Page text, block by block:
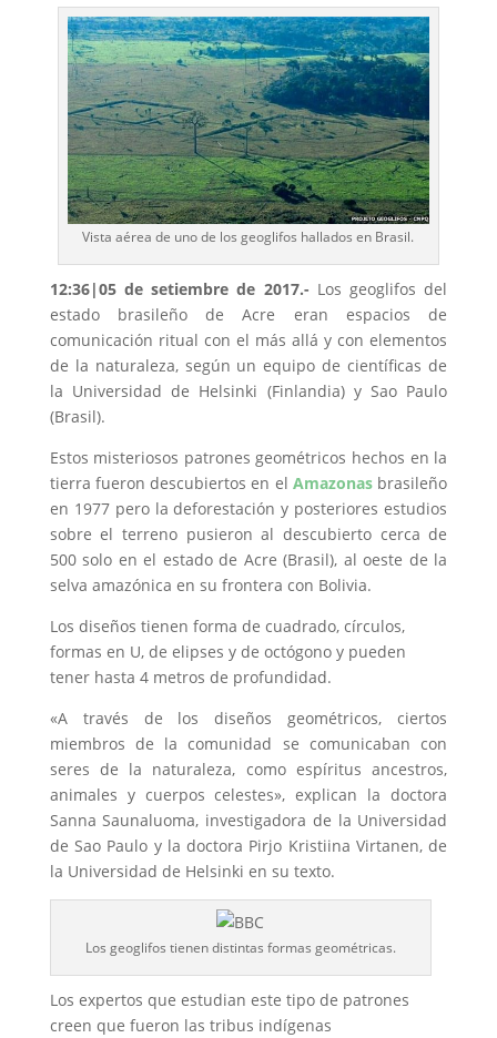
Vista aérea de uno de los geoglifos hallados en Brasil.
12:36|05 de setiembre de 2017.- Los geoglifos del
estado brasileño de Acre eran espacios de
comunicación ritual con el más allá y con elementos
de la naturaleza, según un equipo de científicas de
la Universidad de Helsinki (Finlandia) y Sao Paulo
(Brasil).
Estos misteriosos patrones geométricos hechos en la
tierra fueron descubiertos en el Amazonas brasileño
en 1977 pero la deforestación y posteriores estudios
sobre el terreno pusieron al descubierto cerca de
500 solo en el estado de Acre (Brasil), al oeste de la
selva amazónica en su frontera con Bolivia.
Los diseños tienen forma de cuadrado, círculos,
formas en U, de elipses y de octógono y pueden
tener hasta 4 metros de profundidad.
«A través de los diseños geométricos, ciertos
miembros de la comunidad se comunicaban con
seres de la naturaleza, como espíritus ancestros,
animales y cuerpos celestes», explican la doctora
Sanna Saunaluoma, investigadora de la Universidad
de Sao Paulo y la doctora Pirjo Kristiina Virtanen, de
la Universidad de Helsinki en su texto.
Los geoglifos tienen distintas formas geométricas.
Los expertos que estudian este tipo de patrones
creen que fueron las tribus indígenas